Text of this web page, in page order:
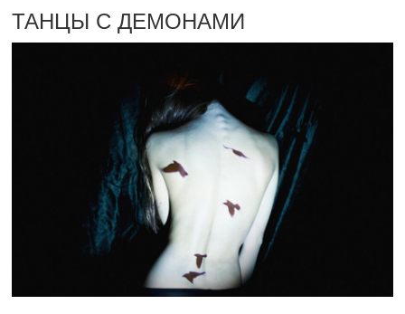
ТАНЦЫ С ДЕМОНАМИ